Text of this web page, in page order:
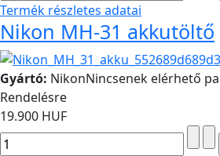
Termék részletes adatai
Nikon MH-31 akkutöltő
Gyártó: NikonNincsenek elérhető
Rendelésre
19.900 HUF